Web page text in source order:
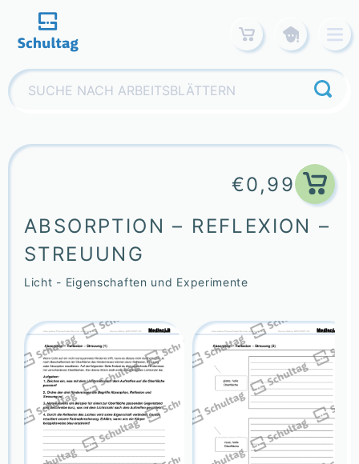
content
Suchen
nach:
€0,99
ABSORPTION – REFLEXION –
STREUUNG
Licht - Eigenschaften und Experimente